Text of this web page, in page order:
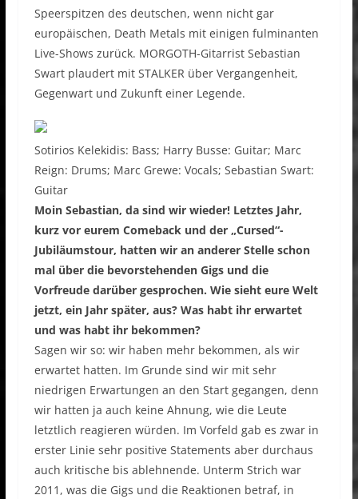
Speerspitzen des deutschen, wenn nicht gar
europäischen, Death Metals mit einigen fulminanten
Live-Shows zurück. MORGOTH-Gitarrist Sebastian
Swart plaudert mit STALKER über Vergangenheit,
Gegenwart und Zukunft einer Legende.
Sotirios Kelekidis: Bass; Harry Busse: Guitar; Marc
Reign: Drums; Marc Grewe: Vocals; Sebastian Swart:
Guitar
Moin Sebastian, da sind wir wieder! Letztes Jahr,
kurz vor eurem Comeback und der „Cursed“-
Jubiläumstour, hatten wir an anderer Stelle schon
mal über die bevorstehenden Gigs und die
Vorfreude darüber gesprochen. Wie sieht eure Welt
jetzt, ein Jahr später, aus? Was habt ihr erwartet
und was habt ihr bekommen?
Sagen wir so: wir haben mehr bekommen, als wir
erwartet hatten. Im Grunde sind wir mit sehr
niedrigen Erwartungen an den Start gegangen, denn
wir hatten ja auch keine Ahnung, wie die Leute
letztlich reagieren würden. Im Vorfeld gab es zwar in
erster Linie sehr positive Statements aber durchaus
auch kritische bis ablehnende. Unterm Strich war
2011, was die Gigs und die Reaktionen betraf, in